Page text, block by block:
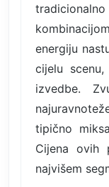
energiju
cijelu
izvedbe.
tipično
Cijena
najvišem